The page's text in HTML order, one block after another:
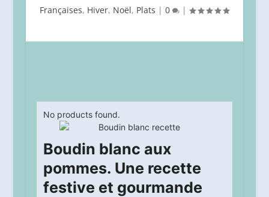
Françaises, Hiver, Noël, Plats |0 |
No products found.
Boudin blanc aux
pommes. Une recette
festive et gourmande